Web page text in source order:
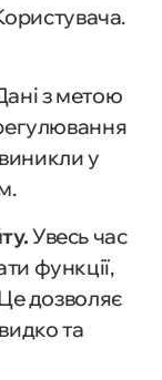
з метою
у
Увесь час
функції,
дозволяє
та